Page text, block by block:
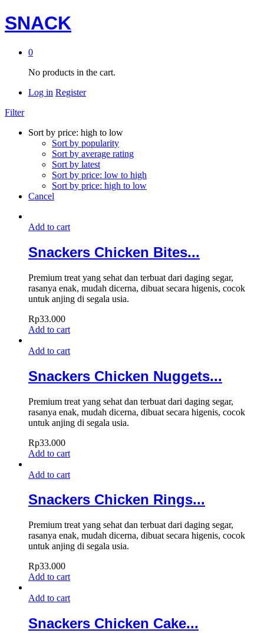
SNACK
0
No products in the cart.
Log in Register
Filter
Sort by price: high to low
Sort by popularity
Sort by average rating
Sort by latest
Sort by price: low to high
Sort by price: high to low
Cancel
Add to cart
Snackers Chicken Bites...
Premium treat yang sehat dan terbuat dari daging segar,
rasanya enak, mudah dicerna, dibuat secara higenis, cocok
untuk anjing di segala usia.
Rp33.000
Add to cart
Add to cart
Snackers Chicken Nuggets...
Premium treat yang sehat dan terbuat dari daging segar,
rasanya enak, mudah dicerna, dibuat secara higenis, cocok
untuk anjing di segala usia.
Rp33.000
Add to cart
Add to cart
Snackers Chicken Rings...
Premium treat yang sehat dan terbuat dari daging segar,
rasanya enak, mudah dicerna, dibuat secara higenis, cocok
untuk anjing di segala usia.
Rp33.000
Add to cart
Add to cart
Snackers Chicken Cake...